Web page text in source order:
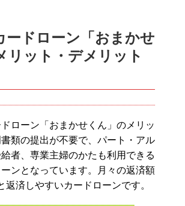
ードローン「おまかせ
リット・デメリット
ローン「おまかせくん」のメリッ
書類の提出が不要で、パート・アル
者、専業主婦のかたも利用できる
ンとなっています。月々の返済額
返済しやすいカードローンです。